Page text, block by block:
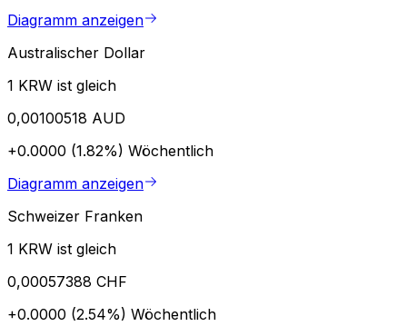
Diagramm anzeigen
Australischer Dollar
1 KRW ist gleich
0,00100518 AUD
+0.0000 (1.82%) Wöchentlich
Diagramm anzeigen
Schweizer Franken
1 KRW ist gleich
0,00057388 CHF
+0.0000 (2.54%) Wöchentlich